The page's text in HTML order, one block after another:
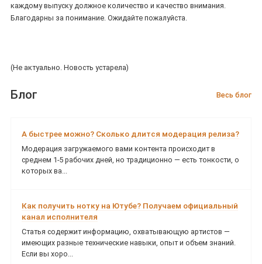
каждому выпуску должное количество и качество внимания.
Благодарны за понимание. Ожидайте пожалуйста.
(Не актуально. Новость устарела)
Блог Весь блог
А быстрее можно? Сколько длится модерация релиза?
Модерация загружаемого вами контента происходит в
среднем 1-5 рабочих дней, но традиционно — есть тонкости, о
которых ва...
Как получить нотку на Ютубе? Получаем официальный
канал исполнителя
Статья содержит информацию, охватывающую артистов —
имеющих разные технические навыки, опыт и объем знаний.
Если вы хоро...